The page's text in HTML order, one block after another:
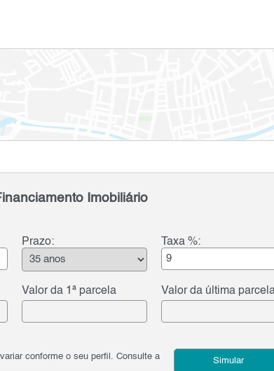
Imobiliário
Prazo: Taxa %:
Valor da 1ª parcela Valor da última
conforme o seu perfil. Consulte a
Simular